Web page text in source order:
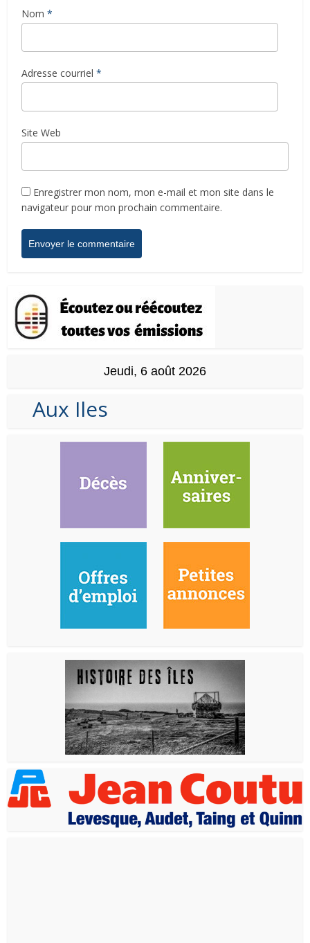
Nom *
Adresse courriel *
Site Web
Enregistrer mon nom, mon e-mail et mon site dans le
navigateur pour mon prochain commentaire.
Jeudi, 6 août 2026
Aux Iles